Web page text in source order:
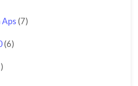
Aps (7)
(6)